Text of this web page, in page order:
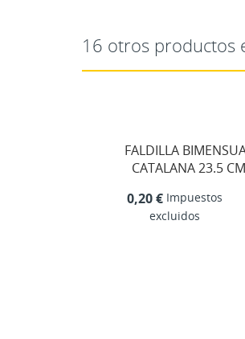
16 otros productos
FALDILLA
CATALANA 23.5 CM
0,20 € Impuestos
excluidos